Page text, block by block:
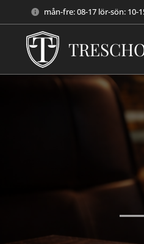
mån-fre: 08-17 lör-sön: 10-